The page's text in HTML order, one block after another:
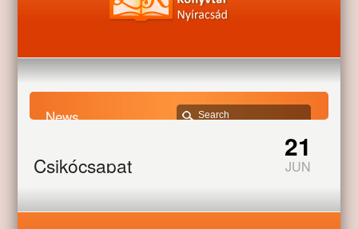
News
Csikócsapat
Csikócsapat
21
JUN